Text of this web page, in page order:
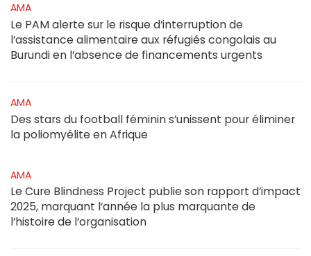
AMA
Le PAM alerte sur le risque d’interruption de
l’assistance alimentaire aux réfugiés congolais au
Burundi en l’absence de financements urgents
AMA
Des stars du football féminin s’unissent pour éliminer
la poliomyélite en Afrique
AMA
Le Cure Blindness Project publie son rapport d’impact
2025, marquant l’année la plus marquante de
l’histoire de l’organisation